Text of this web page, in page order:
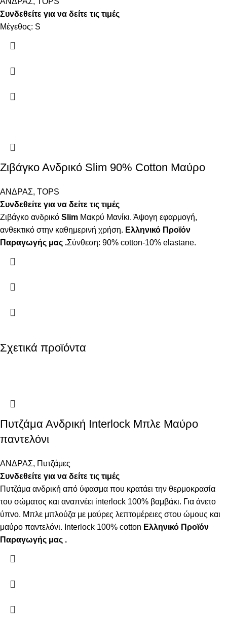
Συνδεθείτε για να δείτε τις τιμές
Μέγεθος: S
Ζιβάγκο Ανδρικό Slim 90% Cotton Μαύρο
ΑΝΔΡΑΣ, TOPS
Συνδεθείτε για να δείτε τις τιμές
Ζιβάγκο ανδρικό Slim Μακρύ Μανίκι. Άψογη εφαρμογή,
ανθεκτικό στην καθημερινή χρήση. Ελληνικό Προϊόν
Παραγωγής μας .Σύνθεση: 90% cotton-10% elastane.
Σχετικά προϊόντα
Πυτζάμα Ανδρική Interlock Μπλε Μαύρο
παντελόνι
ΑΝΔΡΑΣ, Πυτζάμες
Συνδεθείτε για να δείτε τις τιμές
Πυτζάμα ανδρική από ύφασμα που κρατάει την θερμοκρασία
του σώματος και αναπνέει interlock 100% βαμβάκι. Για άνετο
ύπνο. Μπλε μπλούζα με μαύρες λεπτομέρειες στου ώμους και
μαύρο παντελόνι. Interlock 100% cotton Ελληνικό Προϊόν
Παραγωγής μας .